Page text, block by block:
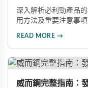
深入解析必利勁產品
用方法及重要注意事
READ MORE →
威而鋼完整指南：